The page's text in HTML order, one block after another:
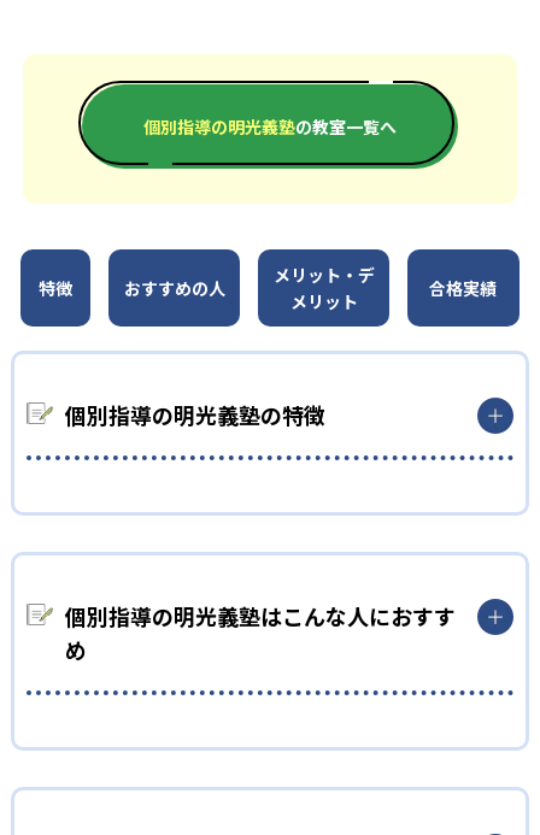
個別指導の明光義塾の教室一覧へ
特徴 おすすめの人
メリット・デ
メリット
合格実績
個別指導の明光義塾の特徴
個別指導の明光義塾は、個別指導塾としての経験が長い塾。長
が考えることを重視した指導。授業は生徒と講師が会話をしな
がら進められる。自分の言葉で話して理解を深めるため、理解
の定着が深まる。
02 ノートの取り方から指導
明光義塾にはオリジナルのノートがある。ノートの形式に合わ
せて見やすいノート作りを学ぶ。書き人は生徒に合わせて指導
個別指導の明光義塾はこんな人におすす
め